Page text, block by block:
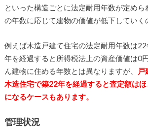
といった構造ごとに法定耐用年数が定め
の年数に応じて建物の価値が低下していく
例えば木造戸建て住宅の法定耐用年数は
年を経過すると所得税法上の資産価値は0
ん建物に住める年数とは異なりますが、
戸
木造住宅で築22年を経過すると査定額は
になるケースもあります。
管理状況